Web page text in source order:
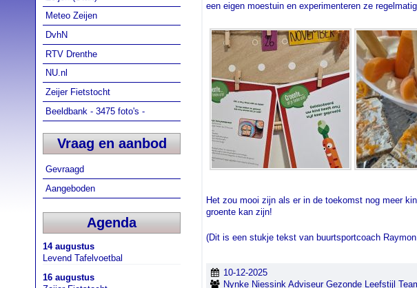
Meteo Zeijen
DvhN
RTV Drenthe
NU.nl
Zeijer Fietstocht
Beeldbank - 3475 foto's -
Vraag en aanbod
Gevraagd
Aangeboden
Agenda
14 augustus
Levend Tafelvoetbal
16 augustus
een eigen moestuin en experimenteren ze
Het zou mooi zijn als er in de toekomst nog meer
groente kan zijn!
(Dit is een stukje tekst van buurtsportcoach
10-12-2025
Nynke Niessink Adviseur Gezonde Leefstijl